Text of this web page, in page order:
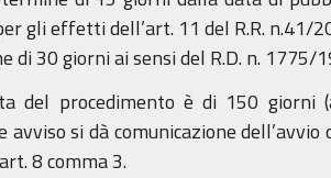
gli effetti dell’art. 11 del R.R. n.41/
di 30 giorni ai sensi del R.D. n. 1775/
del procedimento è di 150 giorni
avviso si dà comunicazione
8 comma 3.